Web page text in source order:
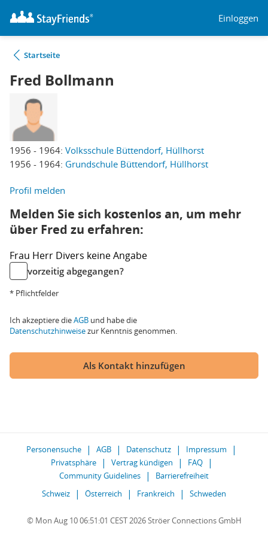
Einloggen
Startseite
Fred Bollmann
1956 - 1964: Volksschule Büttendorf, Hüllhorst
1956 - 1964: Grundschule Büttendorf, Hüllhorst
Profil melden
Melden Sie sich kostenlos an, um mehr
über Fred zu erfahren:
Frau Herr Divers keine Angabe
vorzeitig abgegangen?
* Pflichtfelder
Ich akzeptiere dieAGB und habe die
Datenschutzhinweisezur Kenntnis genommen.
Als Kontakt hinzufügen
Personensuche AGB Datenschutz
Impressum
Privatsphäre
Vertrag kündigen
FAQ
Community Guidelines
Barrierefreiheit
Schweiz
Österreich Frankreich Schweden
© Mon Aug 10 06:51:01 CEST 2026 Ströer Connections GmbH